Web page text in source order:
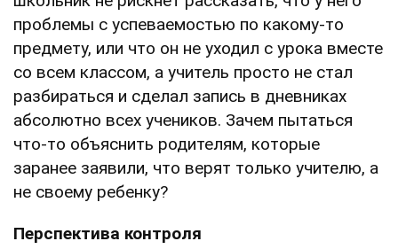
проблемы с успеваемостью по какому-то
предмету, или что он не уходил с урока вместе
со всем классом, а учитель просто не стал
разбираться и сделал запись в дневниках
абсолютно всех учеников. Зачем пытаться
что-то объяснить родителям, которые
заранее заявили, что верят только учителю, а
не своему ребенку?
Перспектива контроля